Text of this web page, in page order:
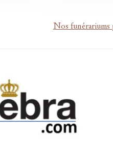
Nos funérariums